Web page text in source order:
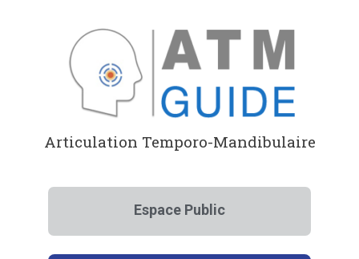
Articulation Temporo-Mandibulaire
Espace Public